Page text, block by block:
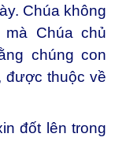
Chúa không
Chúa chủ
chúng con
thuộc về
đốt lên trong